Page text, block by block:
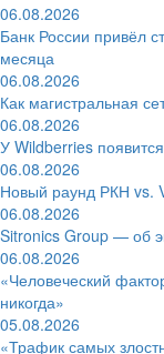
06.08.2026
Банк России привёл
месяца
06.08.2026
Как магистральная
06.08.2026
У Wildberries
06.08.2026
Новый раунд РКН vs.
06.08.2026
Sitronics Group — об
06.08.2026
«Человеческий
никогда»
05.08.2026
«Трафик самых